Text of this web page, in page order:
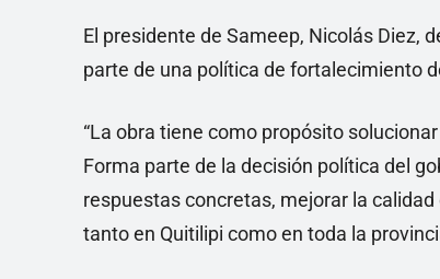
El presidente de Sameep, Nicolás Diez,
parte de una política de fortalecimiento
“La obra tiene como propósito
Forma parte de la decisión política del
respuestas concretas, mejorar la
tanto en Quitilipi como en toda la